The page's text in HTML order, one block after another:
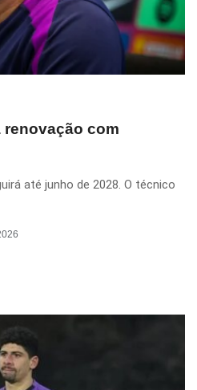
com
até junho de 2028. O técnico